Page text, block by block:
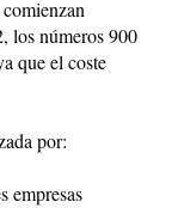
los números 900
que el coste
por:
empresas